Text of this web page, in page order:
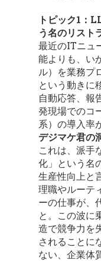
トピック1：
う名のリスト
最近のITニュ
能よりも、い
ル）を業務プ
という動きに
自動応答、報
発現場でのコ
系）の導入率
デジマケ君の
これは、派手
化」という名
生産性向上と
理職やルーテ
ーの仕事が、
と。この波に
造で競争力を
されることに
ない、企業体